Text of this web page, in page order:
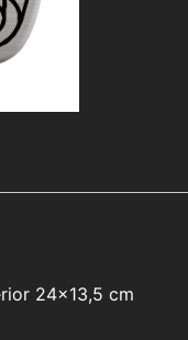
24×13,5 cm